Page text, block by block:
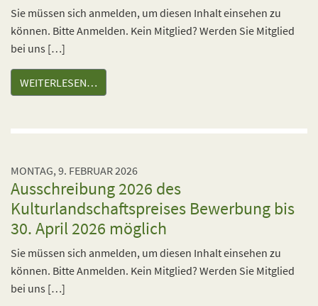
Sie müssen sich anmelden, um diesen Inhalt einsehen zu
können. Bitte Anmelden. Kein Mitglied? Werden Sie Mitglied
bei uns […]
WEITERLESEN…
MONTAG, 9. FEBRUAR 2026
Ausschreibung 2026 des
Kulturlandschaftspreises Bewerbung bis
30. April 2026 möglich
Sie müssen sich anmelden, um diesen Inhalt einsehen zu
können. Bitte Anmelden. Kein Mitglied? Werden Sie Mitglied
bei uns […]